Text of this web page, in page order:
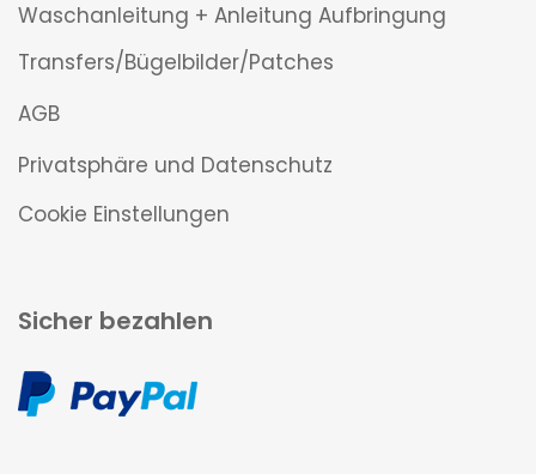
Waschanleitung + Anleitung Aufbringung
Transfers/Bügelbilder/Patches
AGB
Privatsphäre und Datenschutz
Cookie Einstellungen
Sicher bezahlen